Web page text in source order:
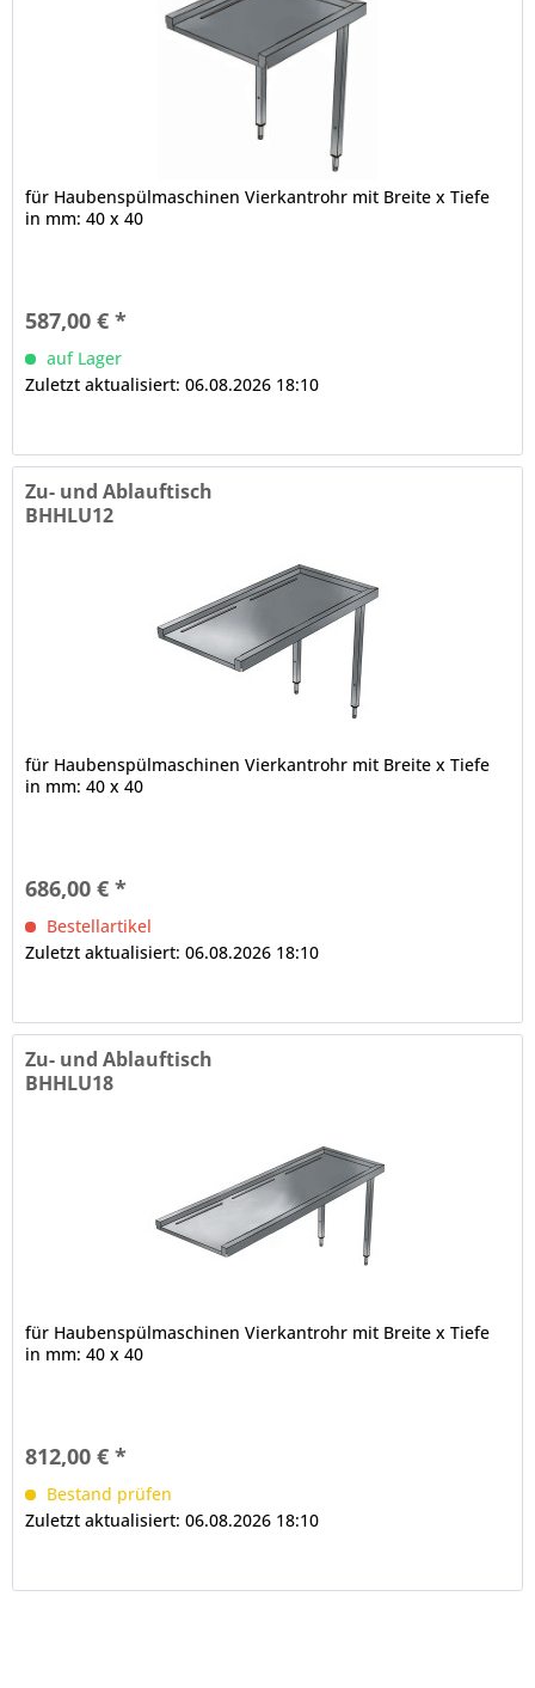
für Haubenspülmaschinen Vierkantrohr mit Breite x Tiefe
in mm: 40 x 40
587,00 € *
auf Lager
Zuletzt aktualisiert: 06.08.2026 18:10
Zu- und Ablauftisch
BHHLU12
für Haubenspülmaschinen Vierkantrohr mit Breite x Tiefe
in mm: 40 x 40
686,00 € *
Bestellartikel
Zuletzt aktualisiert: 06.08.2026 18:10
Zu- und Ablauftisch
BHHLU18
für Haubenspülmaschinen Vierkantrohr mit Breite x Tiefe
in mm: 40 x 40
812,00 € *
Bestand prüfen
Zuletzt aktualisiert: 06.08.2026 18:10